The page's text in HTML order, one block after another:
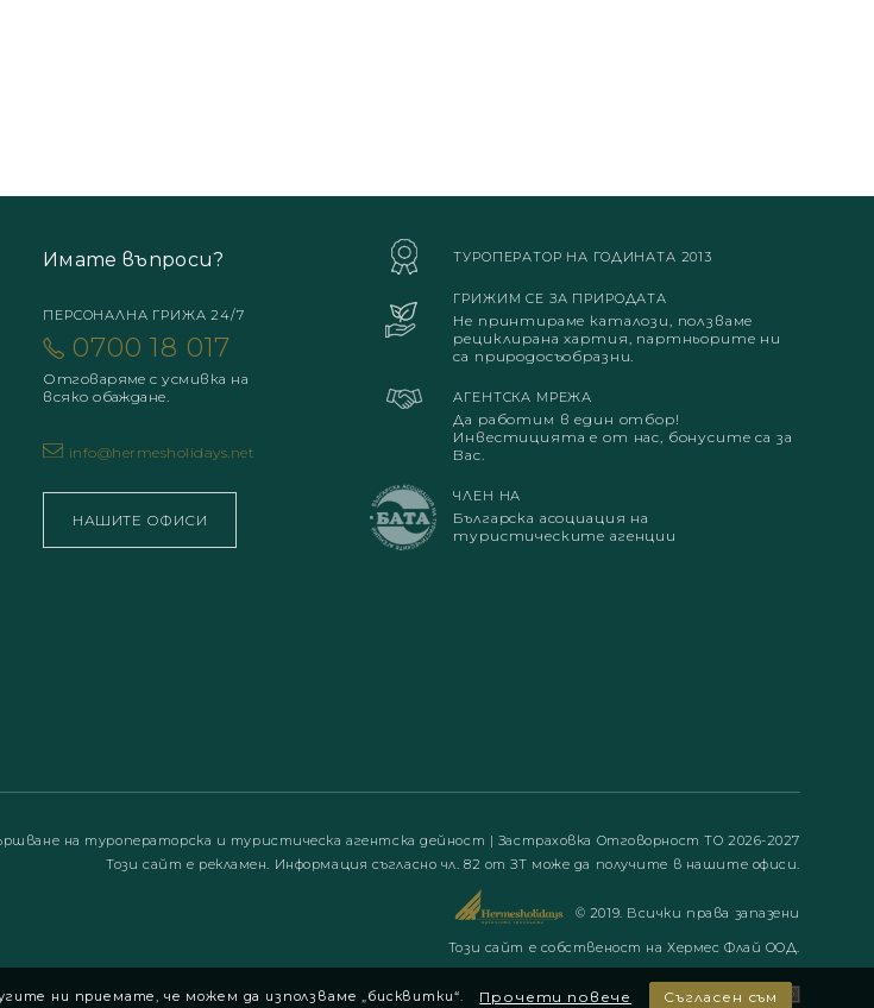
Имате въпроси?
ПЕРСОНАЛНА ГРИЖА 24/7
0700 18 017
Отговаряме с усмивка на
всяко обаждане.
info@hermesholidays.net
НАШИТЕ ОФИСИ
ТУРОПЕРАТОР НА ГОДИНАТА 2013
ГРИЖИМ СЕ ЗА ПРИРОДАТА
Не принтираме каталози, ползваме
рециклирана хартия, партньорите ни
са природосъобразни.
АГЕНТСКА МРЕЖА
Да работим в един отбор!
Инвестицията е от нас, бонусите са за
Вас.
ЧЛЕН НА
Българска асоциация на
туристическите агенции
на туроператорска и туристическа агентска дейност | Застраховка Отговорност ТО 2026-2027
Този сайт е рекламен. Информация съгласно чл. 82 от ЗТ може да получите в нашите офиси.
© 2019. Всички права запазени
Този сайт е собственост на Хермес Флай ООД.
ни приемате, че можем да използваме „бисквитки“. Прочети повече Съгласен съм